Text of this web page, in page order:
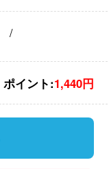
/
ポイント:1,440円